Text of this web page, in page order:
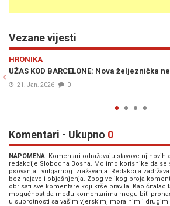
Vezane vijesti
nesreća, ima mrtvih...
Komentari - Ukupno 0
NAPOMENA: Komentari odražavaju stavove njihovih
redakcije Slobodna Bosna. Molimo korisnike da se
psovanja i vulgarnog izražavanja. Redakcija
bez najave i objašnjenja. Zbog velikog broja
obrisati sve komentare koji krše pravila. Kao čitalac
mogućnost da među komentarima mogu biti
u suprotnosti sa vašim vjerskim, moralnim i